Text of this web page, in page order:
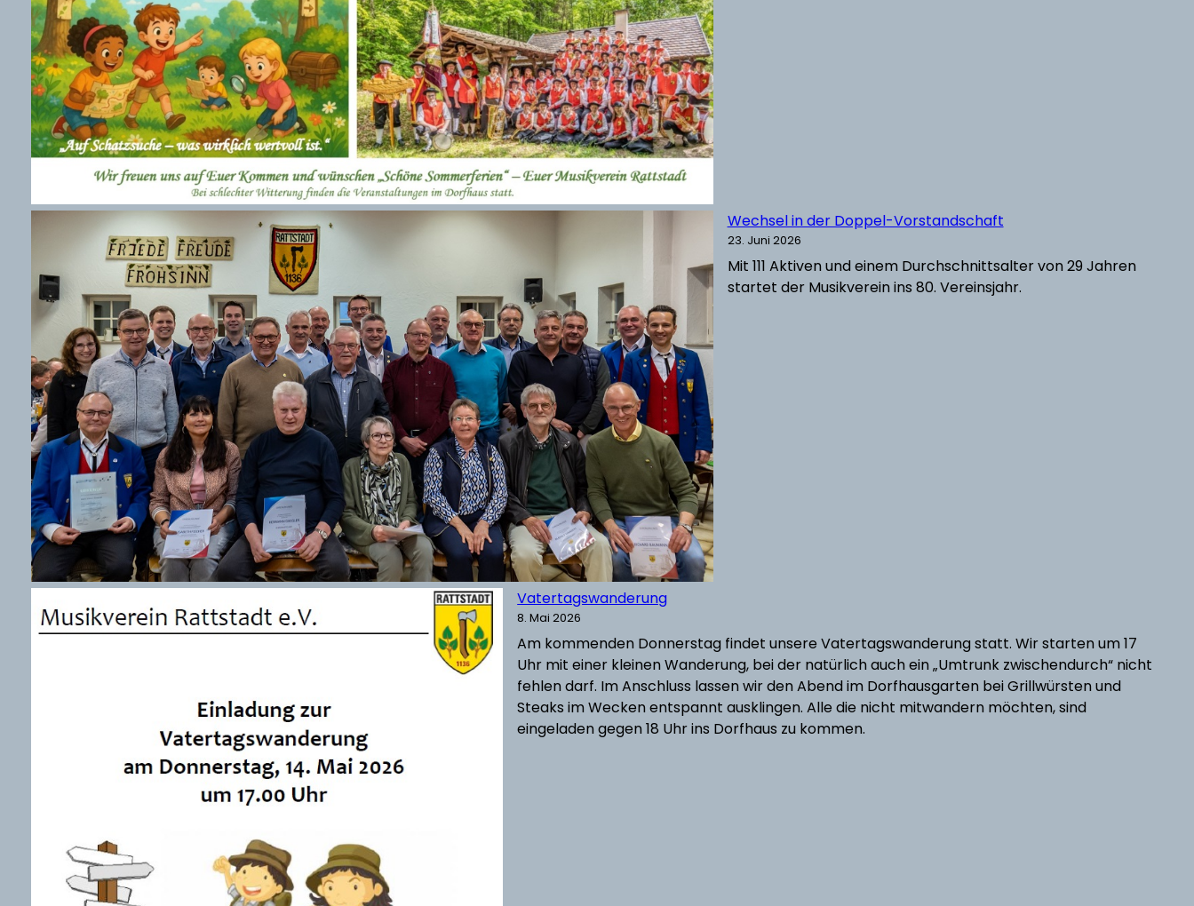
Wechsel in der Doppel-Vorstandschaft
23. Juni 2026
Mit 111 Aktiven und einem Durchschnittsalter von 29 Jahren
startet der Musikverein ins 80. Vereinsjahr.
Vatertagswanderung
8. Mai 2026
Am kommenden Donnerstag findet unsere Vatertagswanderung statt. Wir starten um 17
Uhr mit einer kleinen Wanderung, bei der natürlich auch ein „Umtrunk zwischendurch“ nicht
fehlen darf. Im Anschluss lassen wir den Abend im Dorfhausgarten bei Grillwürsten und
Steaks im Wecken entspannt ausklingen. Alle die nicht mitwandern möchten, sind
eingeladen gegen 18 Uhr ins Dorfhaus zu kommen.